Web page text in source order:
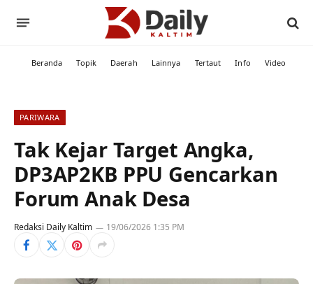
Beranda Topik Daerah Lainnya Tertaut Info Video
PARIWARA
Tak Kejar Target Angka,
DP3AP2KB PPU Gencarkan
Forum Anak Desa
Redaksi Daily Kaltim 19/06/2026 1:35 PM